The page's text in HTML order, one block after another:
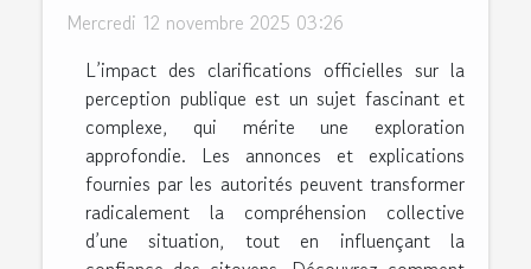
Mercredi 12 novembre 2025 03:26
L’impact des clarifications officielles sur la
perception publique est un sujet fascinant et
complexe, qui mérite une exploration
approfondie. Les annonces et explications
fournies par les autorités peuvent transformer
radicalement la compréhension collective
d’une situation, tout en influençant la